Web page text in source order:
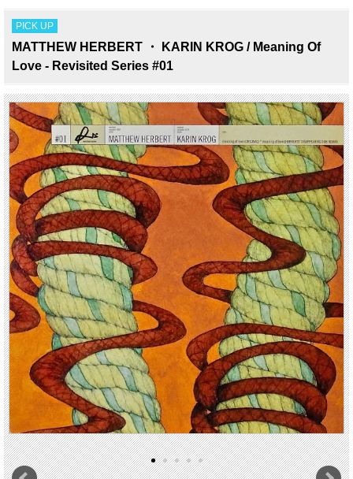
PICK UP
MATTHEW HERBERT ・ KARIN KROG / Meaning Of
Love - Revisited Series #01